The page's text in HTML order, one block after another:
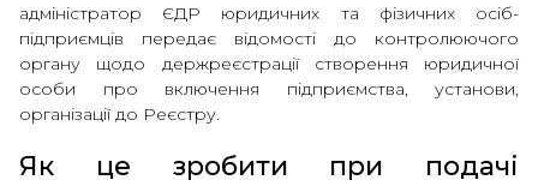
адміністратор ЄДР юридичних та фізичних осіб-
підприємців передає відомості до контролюючого
органу щодо держреєстрації створення юридичної
особи про включення підприємства, установи,
організації до Реєстру.
Як це зробити при подачі